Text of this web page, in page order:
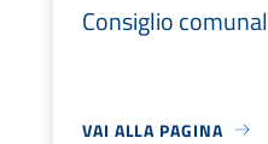
Consiglio
VAI ALLA PAGINA